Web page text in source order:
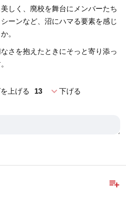
しく、廃校を舞台にメンバーたち
ーンなど、沼にハマる要素を感じ
。
さを抱えたときにそっと寄り添っ
上げる 13 expand_more下げる
playlist_add